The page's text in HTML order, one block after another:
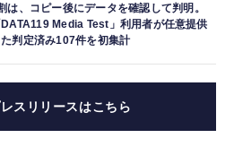
は、コピー後にデータを確認して判明。
DATA119 Media Test」利用者が任意提供
た判定済み107件を初集計
スリリースはこちら